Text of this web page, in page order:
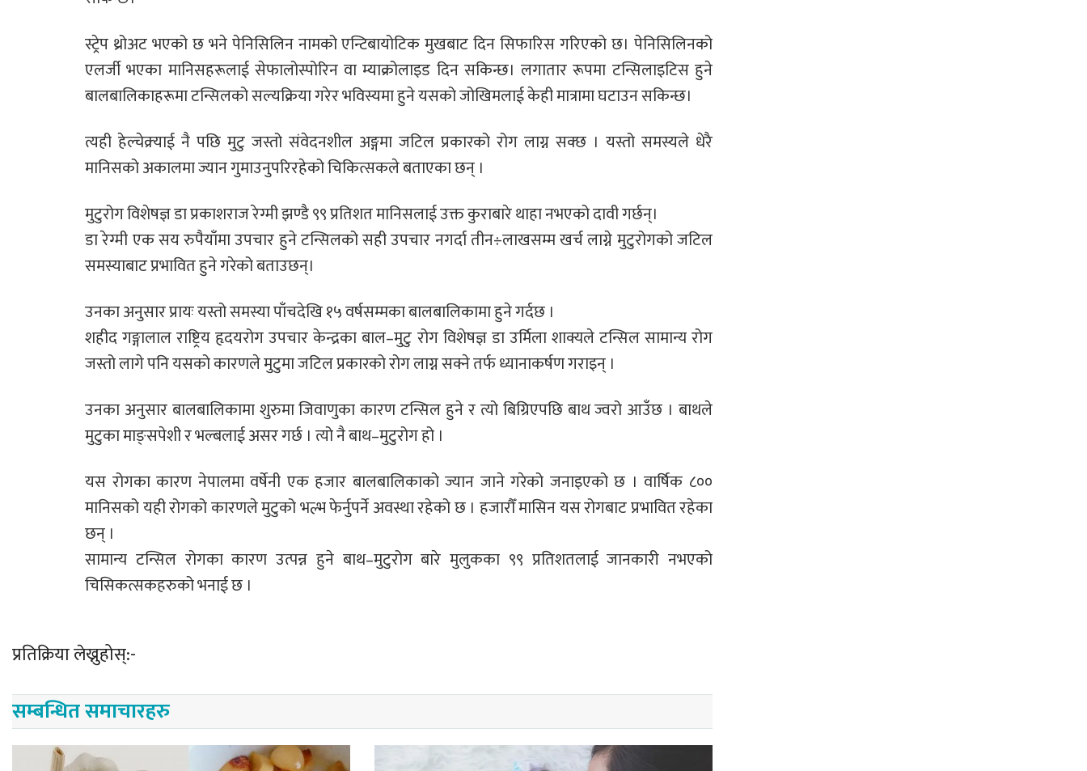
स्ट्रेप थ्रोअट भएको छ भने पेनिसिलिन नामको एन्टिबायोटिक मुखबाट दिन सिफारिस गरिएको छ। पेनिसिलिनको
एलर्जी भएका मानिसहरूलाई सेफालोस्पोरिन वा म्याक्रोलाइड दिन सकिन्छ। लगातार रूपमा टन्सिलाइटिस हुने
बालबालिकाहरूमा टन्सिलको सल्यक्रिया गरेर भविस्यमा हुने यसको जोखिमलाई केही मात्रामा घटाउन सकिन्छ।
त्यही हेल्चेक्र्याई नै पछि मुटु जस्तो संवेदनशील अङ्गमा जटिल प्रकारको रोग लाग्न सक्छ । यस्तो समस्यले धेरै
मानिसको अकालमा ज्यान गुमाउनुपरिरहेको चिकित्सकले बताएका छन् ।
मुटुरोग विशेषज्ञ डा प्रकाशराज रेग्मी झण्डै ९९ प्रतिशत मानिसलाई उक्त कुराबारे थाहा नभएको दावी गर्छन्।
डा रेग्मी एक सय रुपैयाँमा उपचार हुने टन्सिलको सही उपचार नगर्दा तीन÷लाखसम्म खर्च लाग्ने मुटुरोगको जटिल
समस्याबाट प्रभावित हुने गरेको बताउछन्।
उनका अनुसार प्रायः यस्तो समस्या पाँचदेखि १५ वर्षसम्मका बालबालिकामा हुने गर्दछ ।
शहीद गङ्गालाल राष्ट्रिय हृदयरोग उपचार केन्द्रका बाल–मुटु रोग विशेषज्ञ डा उर्मिला शाक्यले टन्सिल सामान्य रोग
जस्तो लागे पनि यसको कारणले मुटुमा जटिल प्रकारको रोग लाग्न सक्ने तर्फ ध्यानाकर्षण गराइन् ।
उनका अनुसार बालबालिकामा शुरुमा जिवाणुका कारण टन्सिल हुने र त्यो बिग्रिएपछि बाथ ज्वरो आउँछ । बाथले
मुटुका माङ्सपेशी र भल्बलाई असर गर्छ । त्यो नै बाथ–मुटुरोग हो ।
यस रोगका कारण नेपालमा वर्षेनी एक हजार बालबालिकाको ज्यान जाने गरेको जनाइएको छ । वार्षिक ८००
मानिसको यही रोगको कारणले मुटुको भल्भ फेर्नुपर्ने अवस्था रहेको छ । हजारौँ मासिन यस रोगबाट प्रभावित रहेका
छन् ।
सामान्य टन्सिल रोगका कारण उत्पन्न हुने बाथ–मुटुरोग बारे मुलुकका ९९ प्रतिशतलाई जानकारी नभएको
चिसिकत्सकहरुको भनाई छ ।
प्रतिक्रिया लेख्नुहोस्:-
सम्बन्धित समाचारहरु